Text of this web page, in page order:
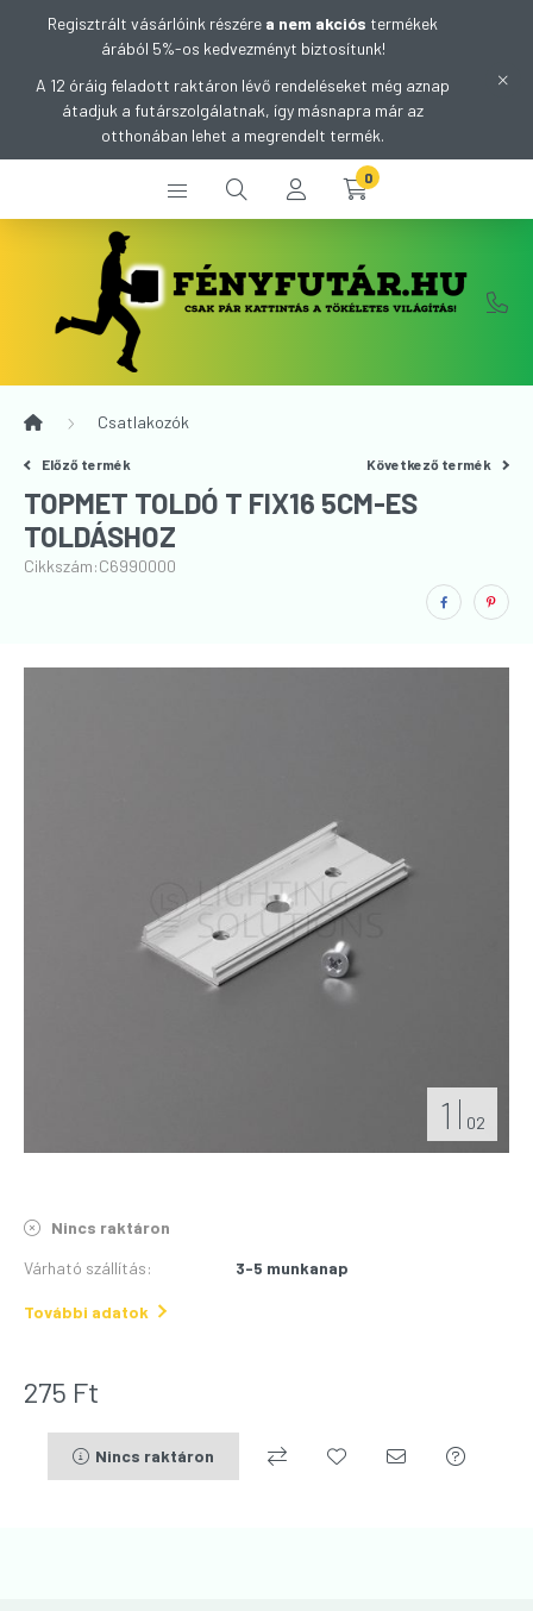
Regisztrált vásárlóink részére a nem akciós termékek
árából 5%-os kedvezményt biztosítunk!
A 12 óráig feladott raktáron lévő rendeléseket még aznap
átadjuk a futárszolgálatnak, így másnapra már az
otthonában lehet a megrendelt termék.
0
Csatlakozók
Előző termék Következő termék
TOPMET TOLDÓ T FIX16 5CM-ES
TOLDÁSHOZ
Cikkszám:C6990000
1 02
Nincs raktáron
Várható szállítás: 3-5 munkanap
További adatok
275 Ft
Nincs raktáron